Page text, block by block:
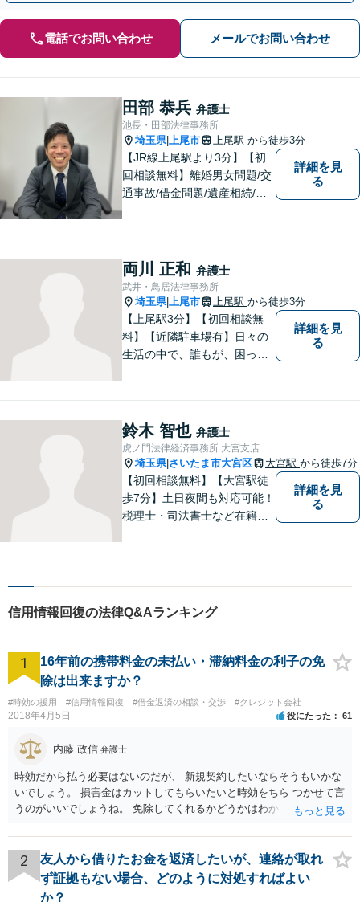
電話でお問い合わせ メールでお問い合わせ
田部 恭兵 弁護士
池長・田部法律事務所
埼玉県| 上尾市 上尾駅 から徒歩3分
【JR線上尾駅より3分】【初
回相談無料】離婚男女問題/交
通事故/借金問題/遺産相続/債
に無料相談を時間を区切らず
に設けております。ぜひ、お
気軽にご相談ください。
詳細を見
る
両川 正和 弁護士
武井・鳥居法律事務所
埼玉県| 上尾市 上尾駅 から徒歩3分
【上尾駅3分】【初回相談無
料】【近隣駐車場有】日々の
生活の中で、誰もが、困っ
なってしまうことがあると思
います。そんな時は、お気軽
に私にご相談ください。
詳細を見
る
鈴木 智也 弁護士
虎ノ門法律経済事務所 大宮支店
埼玉県| さいたま市大宮区 大宮駅 から徒歩7分
【初回相談無料】【大宮駅徒
歩7分】土日夜間も対応可能！
税理士・司法書士など在籍で
す。まずはご相談をお聞かせ
詳細を見
る
信用情報回復の法律Q&Aランキング
1
16年前の携帯料金の未払い・滞納料金の利子の免
除は出来ますか？
#時効の援用 #信用情報回復 #借金返済の相談・交渉 #クレジット会社
2018年4月5日 役にたった 61
内藤 政信 弁護士
時効だから払う必要はないのだが、 新規契約したいならそうもいかな
いでしょう。 損害金はカットしてもらいたいと時効をちら つかせて言
うのがいいでしょうね。 免除してくれるかどうかはわかりませんが。
2
友人から借りたお金を返済したいが、連絡が取れ
ず証拠もない場合、どのように対処すればよい
か？